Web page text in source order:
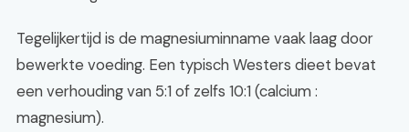
Tegelijkertijd is de magnesiuminname vaak laag door
bewerkte voeding. Een typisch Westers dieet bevat
een verhouding van 5:1 of zelfs 10:1 (calcium :
magnesium).